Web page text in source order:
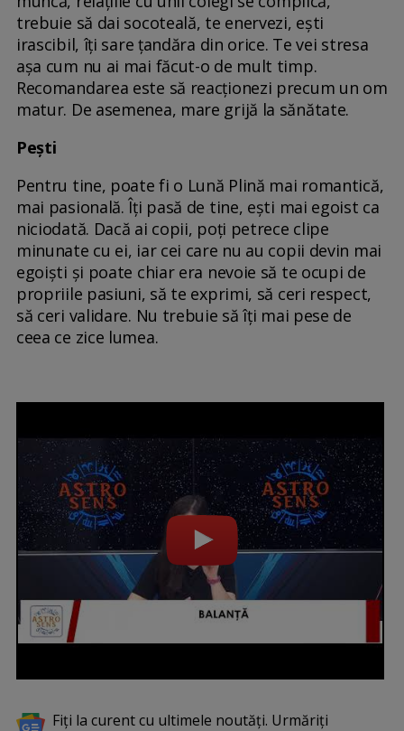
trebuie să dai socoteală, te enervezi, ești
irascibil, îți sare țandăra din orice. Te vei stresa
așa cum nu ai mai făcut-o de mult timp.
Recomandarea este să reacționezi precum un om
matur. De asemenea, mare grijă la sănătate.
Pești
Pentru tine, poate fi o Lună Plină mai romantică,
mai pasională. Îți pasă de tine, ești mai egoist ca
niciodată. Dacă ai copii, poți petrece clipe
minunate cu ei, iar cei care nu au copii devin mai
egoiști și poate chiar era nevoie să te ocupi de
propriile pasiuni, să te exprimi, să ceri respect,
să ceri validare. Nu trebuie să îți mai pese de
ceea ce zice lumea.
Fiți la curent cu ultimele noutăți. Urmăriți